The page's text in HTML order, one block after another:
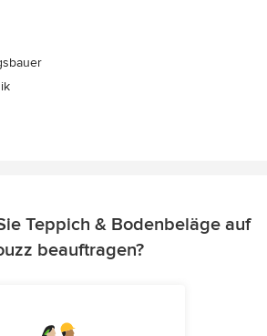
Teppich & Bodenbeläge auf
beauftragen?